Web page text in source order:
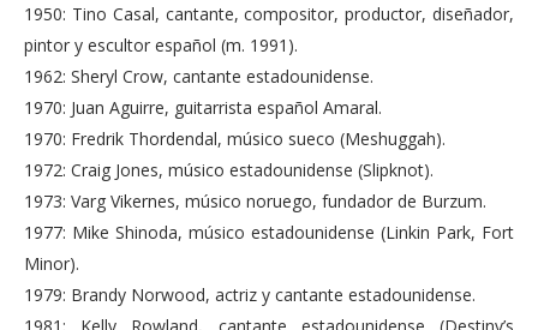
1950: Tino Casal, cantante, compositor, productor, diseñador,
pintor y escultor español (m. 1991).
1962: Sheryl Crow, cantante estadounidense.
1970: Juan Aguirre, guitarrista español Amaral.
1970: Fredrik Thordendal, músico sueco (Meshuggah).
1972: Craig Jones, músico estadounidense (Slipknot).
1973: Varg Vikernes, músico noruego, fundador de Burzum.
1977: Mike Shinoda, músico estadounidense (Linkin Park, Fort
Minor).
1979: Brandy Norwood, actriz y cantante estadounidense.